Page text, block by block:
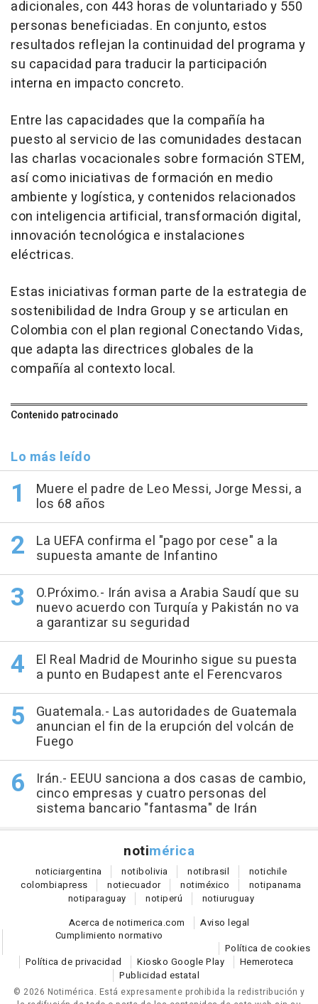
adicionales, con 443 horas de voluntariado y 550
personas beneficiadas. En conjunto, estos
resultados reflejan la continuidad del programa y
su capacidad para traducir la participación
interna en impacto concreto.
Entre las capacidades que la compañía ha
puesto al servicio de las comunidades destacan
las charlas vocacionales sobre formación STEM,
así como iniciativas de formación en medio
ambiente y logística, y contenidos relacionados
con inteligencia artificial, transformación digital,
innovación tecnológica e instalaciones
eléctricas.
Estas iniciativas forman parte de la estrategia de
sostenibilidad de Indra Group y se articulan en
Colombia con el plan regional Conectando Vidas,
que adapta las directrices globales de la
compañía al contexto local.
Contenido patrocinado
Lo más leído
Muere el padre de Leo Messi, Jorge Messi, a
los 68 años
La UEFA confirma el "pago por cese" a la
supuesta amante de Infantino
O.Próximo.- Irán avisa a Arabia Saudí que su
nuevo acuerdo con Turquía y Pakistán no va
a garantizar su seguridad
El Real Madrid de Mourinho sigue su puesta
a punto en Budapest ante el Ferencvaros
Guatemala.- Las autoridades de Guatemala
anuncian el fin de la erupción del volcán de
Fuego
Irán.- EEUU sanciona a dos casas de cambio,
cinco empresas y cuatro personas del
sistema bancario "fantasma" de Irán
notimérica
noticiargentina notibolivia notibrasil notichile
colombiapress notiecuador notiméxico notipanama
notiparaguay notiperú notiuruguay
Acerca de notimerica.com
Aviso legal
Cumplimiento normativo
Política de cookies
Política de privacidad
Kiosko Google Play
Hemeroteca
Publicidad estatal
© 2026 Notimérica. Está expresamente prohibida la redistribución y